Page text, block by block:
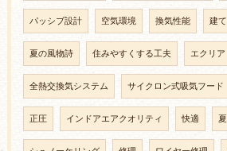
パッシブ設計 空気環境 換気性能 建
夏の風物詩 住みやすくする工夫 エクリア
全熱交換気システム サイクロン式吸気フード
正圧 インドアエアクオリティ 快適